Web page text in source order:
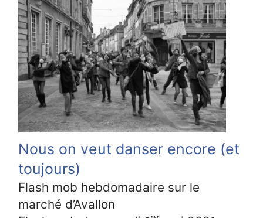
Nous on veut danser encore (et
toujours)
Flash mob hebdomadaire sur le
marché d’Avallon